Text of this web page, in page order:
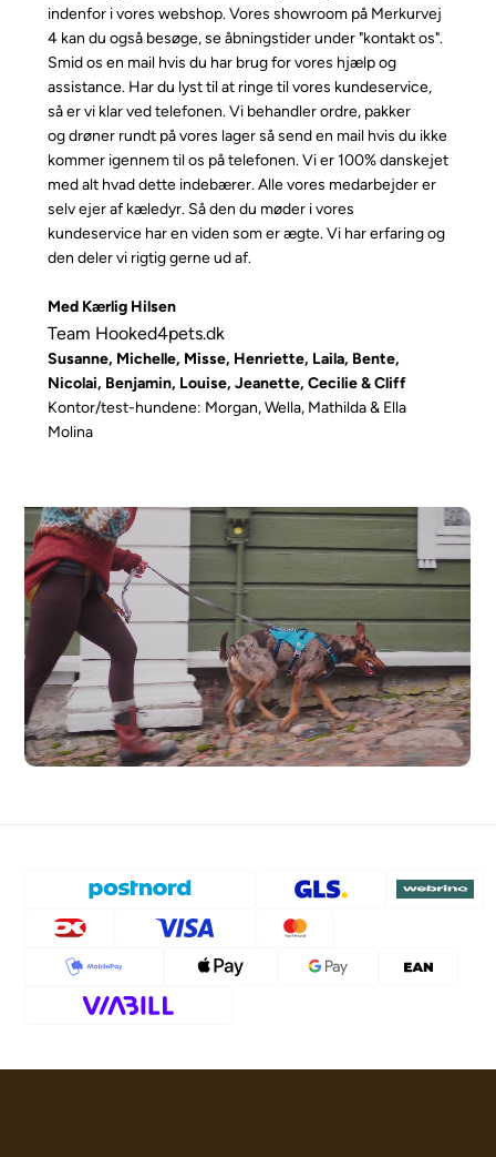
indenfor i vores webshop. Vores showroom på Merkurvej
4 kan du også besøge, se åbningstider under "kontakt os".
Smid os en mail hvis du har brug for vores hjælp og
assistance. Har du lyst til at ringe til vores kundeservice,
så er vi klar ved telefonen. Vi behandler ordre, pakker
og drøner rundt på vores lager så send en mail hvis du ikke
kommer igennem til os på telefonen. Vi er 100% danskejet
med alt hvad dette indebærer. Alle vores medarbejder er
selv ejer af kæledyr. Så den du møder i vores
kundeservice har en viden som er ægte. Vi har erfaring og
den deler vi rigtig gerne ud af.
Med Kærlig Hilsen
Team Hooked4pets.dk
Susanne, Michelle, Misse, Henriette, Laila, Bente,
Nicolai, Benjamin, Louise, Jeanette, Cecilie & Cliff
Kontor/test-hundene: Morgan, Wella, Mathilda & Ella
Molina